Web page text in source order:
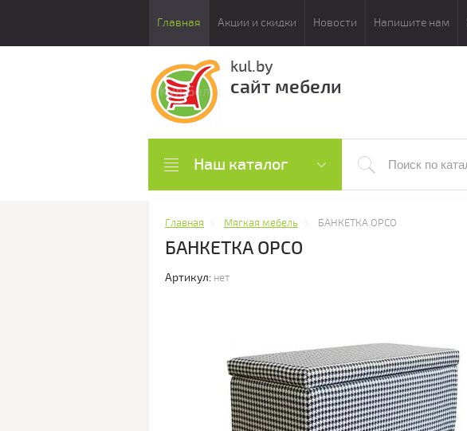
Главная Акции и скидки Новости Напишите нам
kul.by
сайт мебели
Наш каталог
Главная Мягкая мебель БАНКЕТКА ОРСО
БАНКЕТКА ОРСО
Артикул: нет